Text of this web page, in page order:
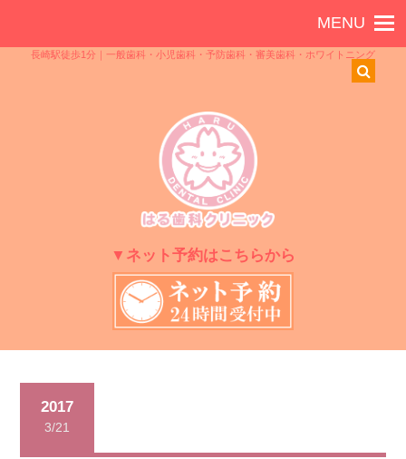
長崎駅徒歩1分｜一般歯科・小児歯科・予防歯科・審美歯科・ホワイトニング
▼ネット予約はこちらから
2017
3/21